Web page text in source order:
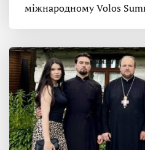
міжнародному Volos